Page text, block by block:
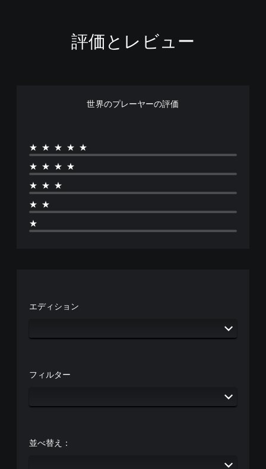
評価とレビュー
世界のプレーヤーの評価
★★★★★
★★★★
★★★
★★
★
エディション
フィルター
並べ替え：